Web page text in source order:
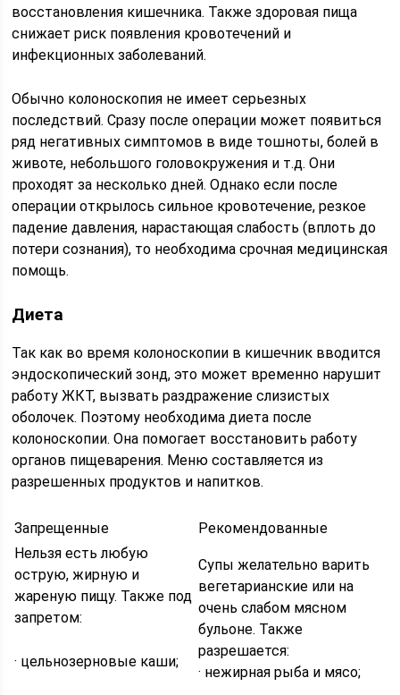
восстановления кишечника. Также здоровая пища
снижает риск появления кровотечений и
инфекционных заболеваний.
Обычно колоноскопия не имеет серьезных
последствий. Сразу после операции может появиться
ряд негативных симптомов в виде тошноты, болей в
животе, небольшого головокружения и т.д. Они
проходят за несколько дней. Однако если после
операции открылось сильное кровотечение, резкое
падение давления, нарастающая слабость (вплоть до
потери сознания), то необходима срочная медицинская
помощь.
Диета
Так как во время колоноскопии в кишечник вводится
эндоскопический зонд, это может временно нарушит
работу ЖКТ, вызвать раздражение слизистых
оболочек. Поэтому необходима диета после
колоноскопии. Она помогает восстановить работу
органов пищеварения. Меню составляется из
разрешенных продуктов и напитков.
Запрещенные
Рекомендованные
Нельзя есть любую
острую, жирную и
жареную пищу. Также под
запретом:
· цельнозерновые каши;
Супы желательно варить
вегетарианские или на
очень слабом мясном
бульоне. Также
разрешается:
· нежирная рыба и мясо;